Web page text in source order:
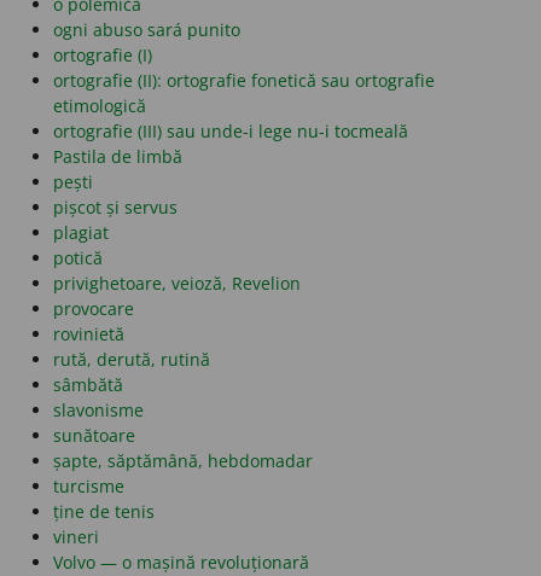
ogni abuso sará punito
ortografie (I)
ortografie (II): ortografie fonetică sau ortografie
etimologică
ortografie (III) sau unde-i lege nu-i tocmeală
Pastila de limbă
pești
pișcot și servus
plagiat
potică
privighetoare, veioză, Revelion
provocare
rovinietă
rută, derută, rutină
sâmbătă
slavonisme
sunătoare
șapte, săptămână, hebdomadar
turcisme
ține de tenis
vineri
Volvo — o mașină revoluționară